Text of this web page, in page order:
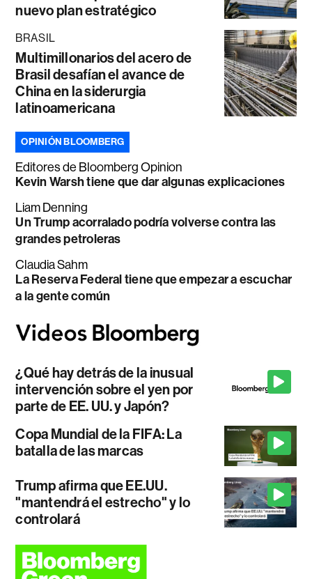
nuevo plan estratégico
BRASIL
Multimillonarios del acero de
Brasil desafían el avance de
China en la siderurgia
latinoamericana
OPINIÓN BLOOMBERG
Editores de Bloomberg Opinion
Kevin Warsh tiene que dar algunas explicaciones
Liam Denning
Un Trump acorralado podría volverse contra las
grandes petroleras
Claudia Sahm
La Reserva Federal tiene que empezar a escuchar
a la gente común
¿Qué hay detrás de la inusual
intervención sobre el yen por
parte de EE. UU. y Japón?
Copa Mundial de la FIFA: La
batalla de las marcas
Trump afirma que EE.UU.
"mantendrá el estrecho" y lo
controlará